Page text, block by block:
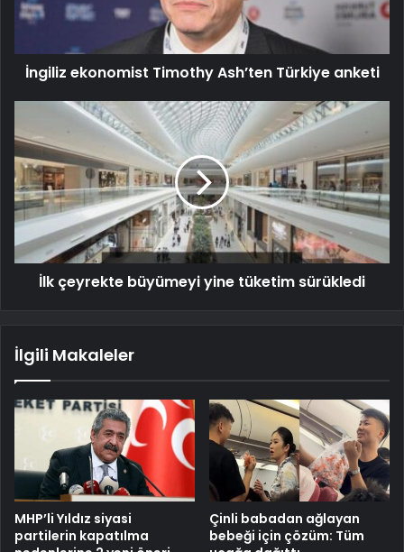
İngiliz ekonomist Timothy Ash’ten Türkiye anketi
İlk çeyrekte büyümeyi yine tüketim sürükledi
İlgili Makaleler
MHP’li Yıldız siyasi
partilerin kapatılma
Çinli babadan ağlayan
bebeği için çözüm: Tüm